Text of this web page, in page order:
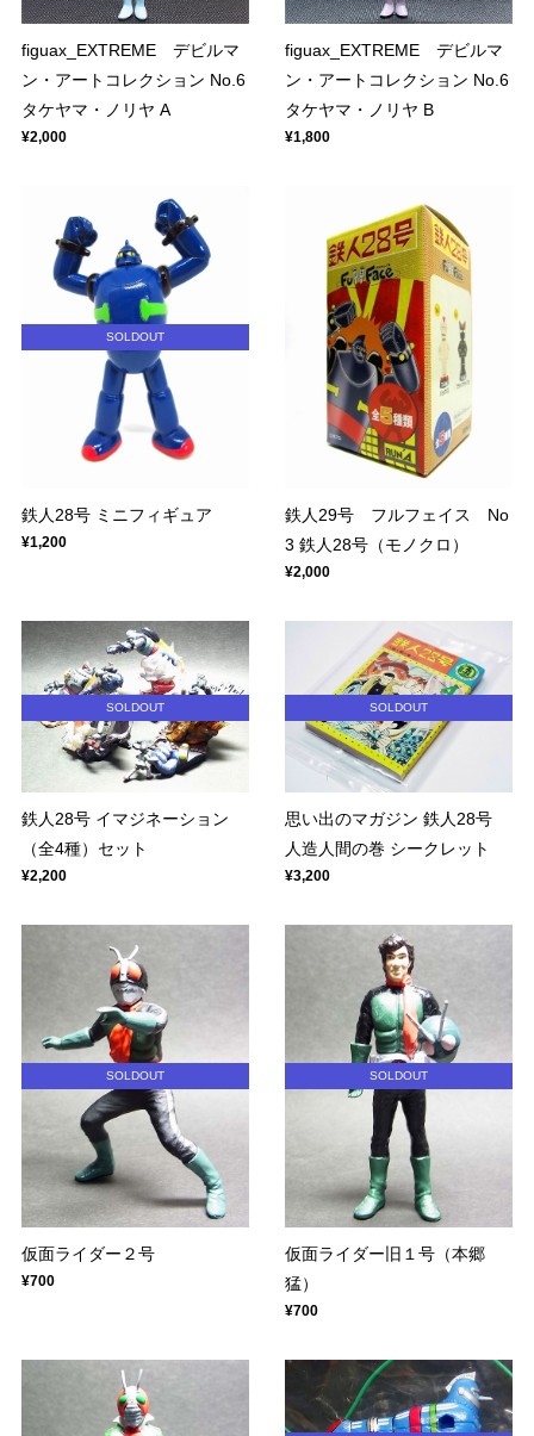
figuax_EXTREME デビルマ
ン・アートコレクション No.6
タケヤマ・ノリヤ A
¥2,000
figuax_EXTREME デビルマ
ン・アートコレクション No.6
タケヤマ・ノリヤ B
¥1,800
SOLDOUT
鉄人28号 ミニフィギュア
¥1,200
鉄人29号 フルフェイス No
3 鉄人28号（モノクロ）
¥2,000
SOLDOUT
鉄人28号 イマジネーション
（全4種）セット
¥2,200
SOLDOUT
思い出のマガジン 鉄人28号
人造人間の巻 シークレット
¥3,200
SOLDOUT
仮面ライダー２号
¥700
SOLDOUT
仮面ライダー旧１号（本郷
猛）
¥700